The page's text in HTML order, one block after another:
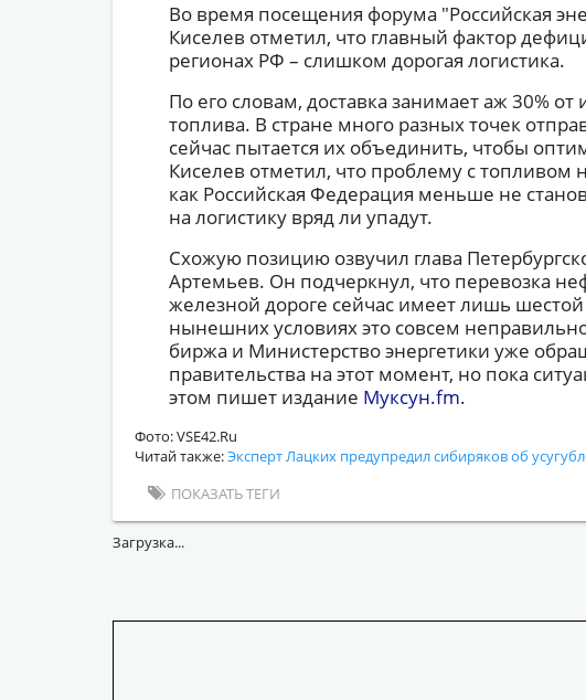
Во время посещения форума "Российская
Киселев отметил, что главный фактор
регионах РФ – слишком дорогая логистика.
По его словам, доставка занимает аж 30%
топлива. В стране много разных точек
сейчас пытается их объединить, чтобы
Киселев отметил, что проблему с топливом
как Российская Федерация меньше не
на логистику вряд ли упадут.
Схожую позицию озвучил глава
Артемьев. Он подчеркнул, что перевозка
железной дороге сейчас имеет лишь шестой
нынешних условиях это совсем
биржа и Министерство энергетики уже
правительства на этот момент, но пока
этом пишет издание Муксун.fm.
Фото: VSE42.Ru
Читай также:Эксперт Лацких предупредил сибиряков об
ПОКАЗАТЬ ТЕГИ
Загрузка...